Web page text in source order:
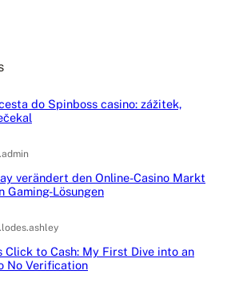
do Spinboss casino: zážitek,
.admin
verändert den Online-Casino Markt
Gaming-Lösungen
.lodes.ashley
Click to Cash: My First Dive into an
No Verification